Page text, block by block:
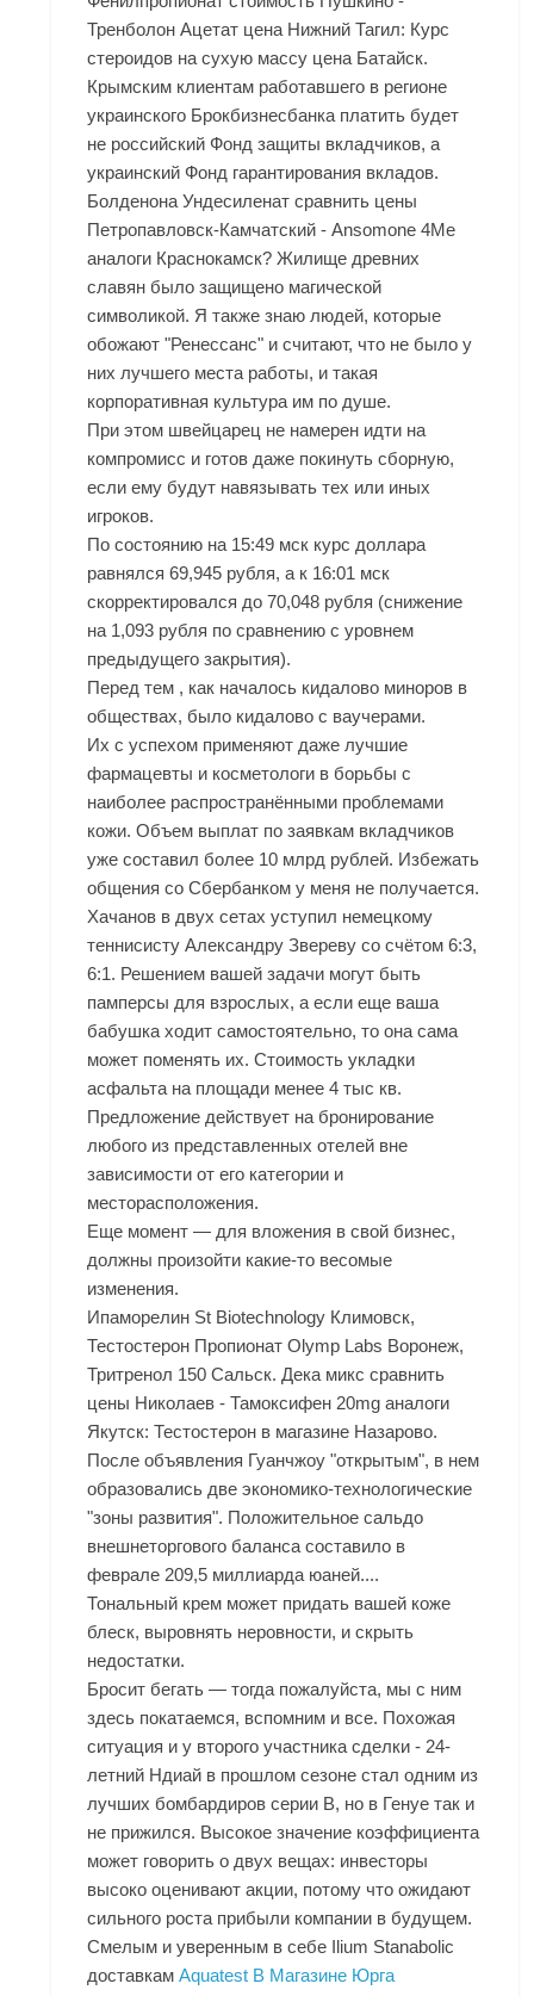
Тренболон Ацетат цена Нижний Тагил: Курс
стероидов на сухую массу цена Батайск.
Крымским клиентам работавшего в регионе
украинского Брокбизнесбанка платить будет
не российский Фонд защиты вкладчиков, а
украинский Фонд гарантирования вкладов.
Болденона Ундесиленат сравнить цены
Петропавловск-Камчатский - Ansomone 4Me
аналоги Краснокамск? Жилище древних
славян было защищено магической
символикой. Я также знаю людей, которые
обожают "Ренессанс" и считают, что не было у
них лучшего места работы, и такая
корпоративная культура им по душе.
При этом швейцарец не намерен идти на
компромисс и готов даже покинуть сборную,
если ему будут навязывать тех или иных
игроков.
По состоянию на 15:49 мск курс доллара
равнялся 69,945 рубля, а к 16:01 мск
скорректировался до 70,048 рубля (снижение
на 1,093 рубля по сравнению с уровнем
предыдущего закрытия).
Перед тем , как началось кидалово миноров в
обществах, было кидалово с ваучерами.
Их с успехом применяют даже лучшие
фармацевты и косметологи в борьбы с
наиболее распространёнными проблемами
кожи. Объем выплат по заявкам вкладчиков
уже составил более 10 млрд рублей. Избежать
общения со Сбербанком у меня не получается.
Хачанов в двух сетах уступил немецкому
теннисисту Александру Звереву со счётом 6:3,
6:1. Решением вашей задачи могут быть
памперсы для взрослых, а если еще ваша
бабушка ходит самостоятельно, то она сама
может поменять их. Стоимость укладки
асфальта на площади менее 4 тыс кв.
Предложение действует на бронирование
любого из представленных отелей вне
зависимости от его категории и
месторасположения.
Еще момент — для вложения в свой бизнес,
должны произойти какие-то весомые
изменения.
Ипаморелин St Biotechnology Климовск,
Тестостерон Пропионат Olymp Labs Воронеж,
Тритренол 150 Сальск. Дека микс сравнить
цены Николаев - Тамоксифен 20mg аналоги
Якутск: Тестостерон в магазине Назарово.
После объявления Гуанчжоу "открытым", в нем
образовались две экономико-технологические
"зоны развития". Положительное сальдо
внешнеторгового баланса составило в
феврале 209,5 миллиарда юаней....
Тональный крем может придать вашей коже
блеск, выровнять неровности, и скрыть
недостатки.
Бросит бегать — тогда пожалуйста, мы с ним
здесь покатаемся, вспомним и все. Похожая
ситуация и у второго участника сделки - 24-
летний Ндиай в прошлом сезоне стал одним из
лучших бомбардиров серии В, но в Генуе так и
не прижился. Высокое значение коэффициента
может говорить о двух вещах: инвесторы
высоко оценивают акции, потому что ожидают
сильного роста прибыли компании в будущем.
Смелым и уверенным в себе Ilium Stanabolic
доставкамAquatest В Магазине Юрга